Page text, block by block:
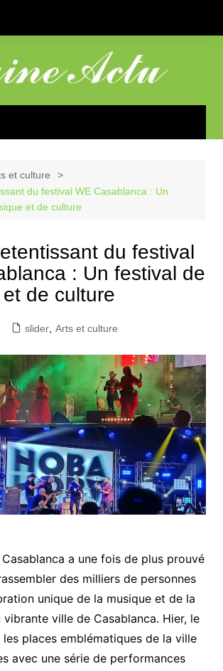
et culture
du festival WE Casablanca : Un
et de culture
du festival
: Un festival de
de culture
slider, Arts et culture
a une fois de plus prouvé
des milliers de personnes
unique de la musique et de la
ville de Casablanca. Hier, le
places emblématiques de la ville
avec une série de performances